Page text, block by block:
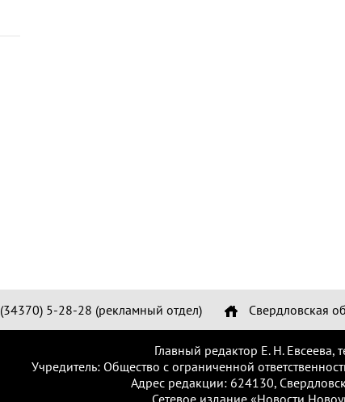
(34370) 5-28-28 (рекламный отдел) Свердловская
Главный редактор Е. Н.
Учредитель: Общество с ограниченной
Адрес редакции: 624130,